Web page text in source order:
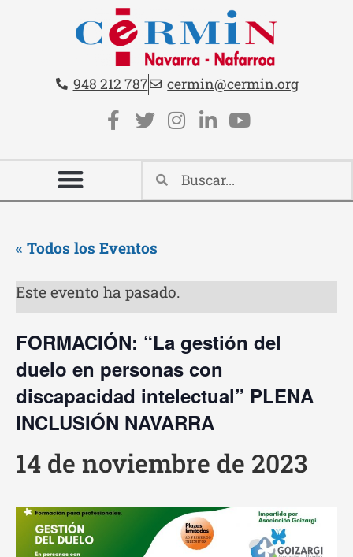
Contacto cabecera
Teléfono:
948 212 787 Email:
cermin@cermin.org
Redes sociales cabecera
« Todos los Eventos
Este evento ha pasado.
FORMACIÓN: “La gestión del
duelo en personas con
discapacidad intelectual” PLENA
INCLUSIÓN NAVARRA
14 de noviembre de 2023